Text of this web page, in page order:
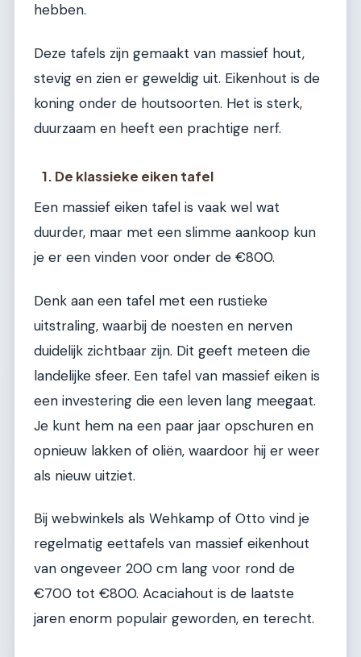
hebben.
Deze tafels zijn gemaakt van massief hout,
stevig en zien er geweldig uit. Eikenhout is de
koning onder de houtsoorten. Het is sterk,
duurzaam en heeft een prachtige nerf.
1. De klassieke eiken tafel
Een massief eiken tafel is vaak wel wat
duurder, maar met een slimme aankoop kun
je er een vinden voor onder de €800.
Denk aan een tafel met een rustieke
uitstraling, waarbij de noesten en nerven
duidelijk zichtbaar zijn. Dit geeft meteen die
landelijke sfeer. Een tafel van massief eiken is
een investering die een leven lang meegaat.
Je kunt hem na een paar jaar opschuren en
opnieuw lakken of oliën, waardoor hij er weer
als nieuw uitziet.
Bij webwinkels als Wehkamp of Otto vind je
regelmatig eettafels van massief eikenhout
van ongeveer 200 cm lang voor rond de
€700 tot €800. Acaciahout is de laatste
jaren enorm populair geworden, en terecht.